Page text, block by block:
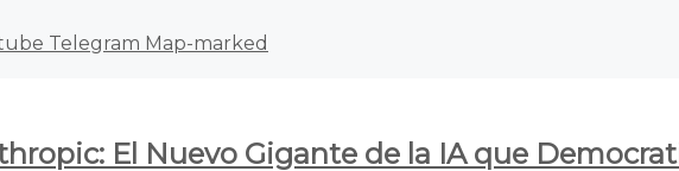
Telegram Map-marked
El Nuevo Gigante de la IA que